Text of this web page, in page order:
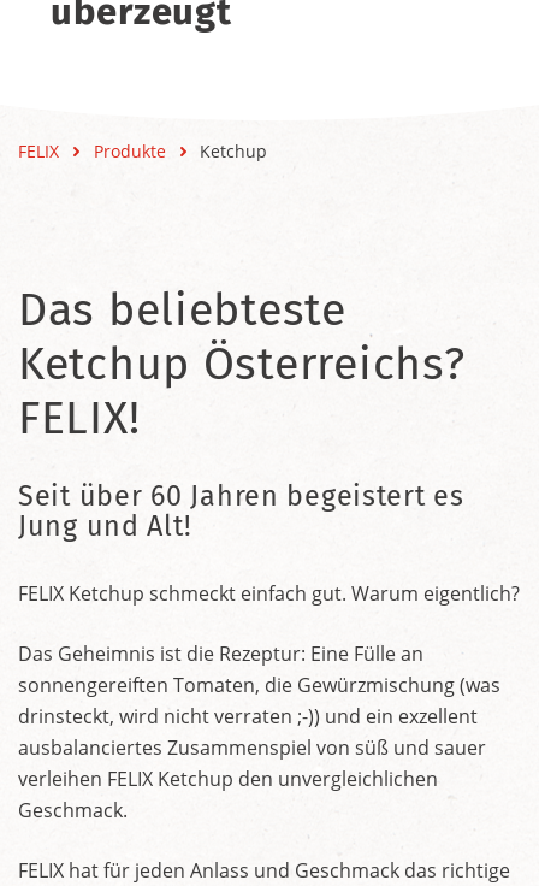
überzeugt
FELIX Produkte Ketchup
Das beliebteste
Ketchup Österreichs?
FELIX!
Seit über 60 Jahren begeistert es
Jung und Alt!
FELIX Ketchup schmeckt einfach gut. Warum eigentlich?
Das Geheimnis ist die Rezeptur: Eine Fülle an
sonnengereiften Tomaten, die Gewürzmischung (was
drinsteckt, wird nicht verraten ;-)) und ein exzellent
ausbalanciertes Zusammenspiel von süß und sauer
verleihen FELIX Ketchup den unvergleichlichen
Geschmack.
FELIX hat für jeden Anlass und Geschmack das richtige